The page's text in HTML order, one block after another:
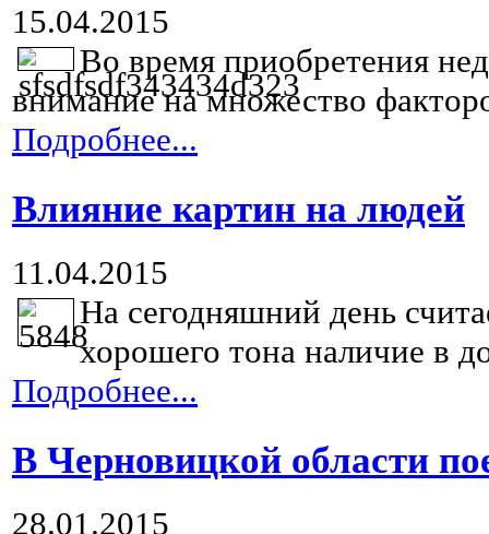
15.04.2015
Во время приобретения
внимание на множество
Подробнее...
Влияние картин на людей
11.04.2015
На сегодняшний день
хорошего тона наличие в
Подробнее...
В Черновицкой области
28.01.2015